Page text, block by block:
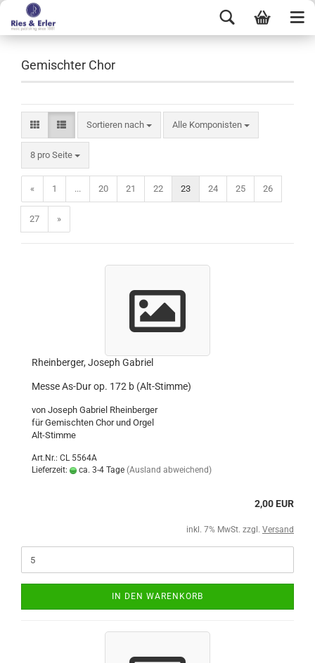
Gemischter Chor
Sortieren nach Alle Komponisten
8 pro Seite
« 1 ... 20 21 22 23 24 25 26
27 »
Rheinberger, Joseph Gabriel
Messe As-Dur op. 172 b (Alt-Stimme)
von Joseph Gabriel Rheinberger
für Gemischten Chor und Orgel
Alt-Stimme
Art.Nr.: CL 5564A
Lieferzeit:
ca. 3-4 Tage (Ausland abweichend)
2,00 EUR
inkl. 7% MwSt. zzgl. Versand
IN DEN WARENKORB